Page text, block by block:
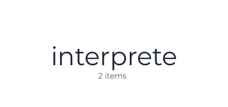
interprete
2 items